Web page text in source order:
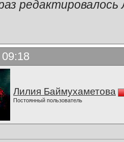
Лилия Баймухаметова
Постоянный пользователь